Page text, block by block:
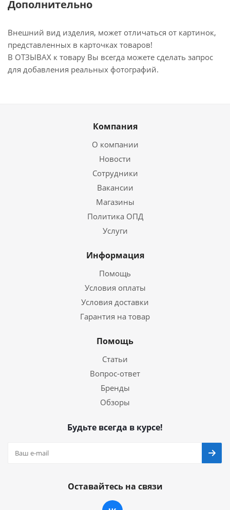
Дополнительно
Внешний вид изделия, может отличаться от картинок,
представленных в карточках товаров!
В ОТЗЫВАХ к товару Вы всегда можете сделать запрос
для добавления реальных фотографий.
Компания
О компании
Новости
Сотрудники
Вакансии
Магазины
Политика ОПД
Услуги
Информация
Помощь
Условия оплаты
Условия доставки
Гарантия на товар
Помощь
Статьи
Вопрос-ответ
Бренды
Обзоры
Будьте всегда в курсе!
Оставайтесь на связи